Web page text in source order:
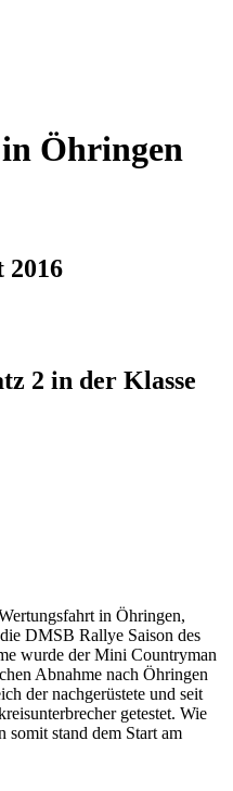
Öhringen
2016
2 in der Klasse
in Öhringen,
DMSB Rallye Saison des
wurde der Mini Countryman
Abnahme nach Öhringen
der nachgerüstete und seit
getestet. Wie
somit stand dem Start am